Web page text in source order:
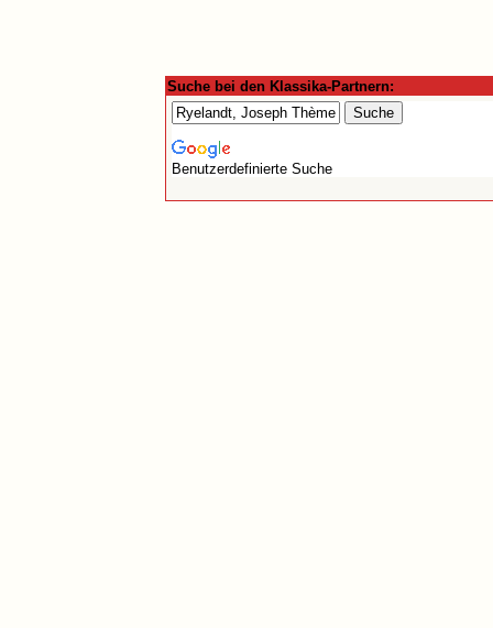
Suche bei den Klassika-Partnern:
Benutzerdefinierte Suche